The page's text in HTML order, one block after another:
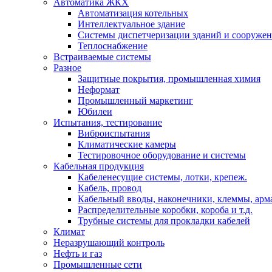
Автоматика ЖКХ
Автоматизация котельных
Интеллектуальное здание
Системы диспетчеризации зданий и
Теплоснабжение
Встраиваемые системы
Разное
Защитные покрытия, промышленная химия
Неформат
Промышленный маркетинг
Юбилеи
Испытания, тестирование
Виброиспытания
Климатические камеры
Тестировочное оборудование и системы
Кабельная продукция
Кабеленесущие системы, лотки, крепеж.
Кабель, провод
Кабельный вводы, наконечники, клеммы,
Распределительные коробки, короба и т.д.
Трубные системы для прокладки кабелей
Климат
Неразрушающий контроль
Нефть и газ
Промышленные сети